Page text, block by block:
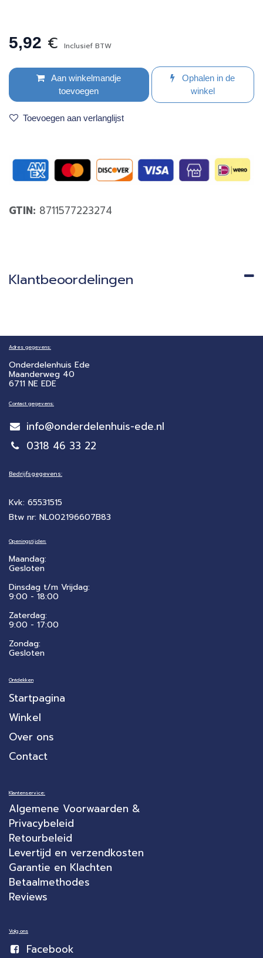
5,92 € Inclusief BTW
Aan winkelmandje
toevoegen
Ophalen in de
winkel
Toevoegen aan verlanglijst
GTIN: 8711577223274
Klantbeoordelingen
Adres gegevens:
Onderdelenhuis Ede
Maanderweg 40
6711 NE EDE
Contact gegevens:
info@onderdelenhuis-ede.nl
0318 46 33 22
Bedrijfsgegevens:
Kvk: 65531515
Btw nr: NL002196607B83
Openingstijden:
Maandag:
Gesloten
Dinsdag t/m Vrijdag:
9:00 - 18:00
Zaterdag:
​9:00 - 17:00
Zondag:
Gesloten
Ontdekken
Startpagina
Winkel
Over ons
Contact
Klantenservice:
Algemene Voorwaarden &
Privacybeleid
Retourbeleid
Levertijd en verzendkosten
Garantie en Klachten
Betaalmethodes
Reviews
Volg ons
Facebook